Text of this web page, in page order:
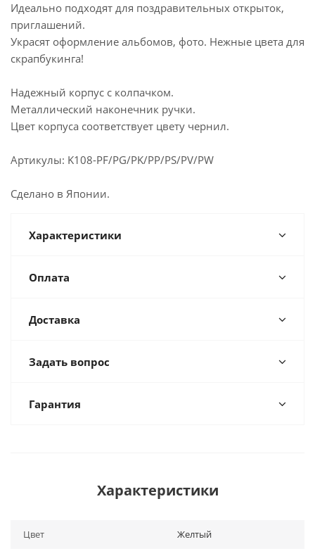
Идеально подходят для поздравительных открыток,
приглашений.
Украсят оформление альбомов, фото. Нежные цвета для
скрапбукинга!
Надежный корпус с колпачком.
Металлический наконечник ручки.
Цвет корпуса соответствует цвету чернил.
Артикулы: K108-PF/PG/PK/PP/PS/PV/PW
Сделано в Японии.
Характеристики
Оплата
Доставка
Задать вопрос
Гарантия
Характеристики
Цвет Желтый